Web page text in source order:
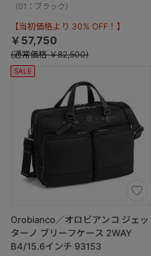
（01：ブラック）
【当初価格より 30% OFF！】
￥57,750
(通常価格 ￥82,500)
SALE
Orobianco／オロビアンコ ジェッ
ターノ ブリーフケース 2WAY
B4/15.6インチ 93153